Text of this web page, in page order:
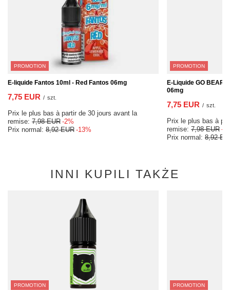
PROMOTION
E-liquide Fantos 10ml - Red Fantos 06mg
7,75 EUR / szt.
Prix le plus bas à partir de 30 jours avant la
remise: 7,98 EUR -2%
Prix normal: 8,92 EUR -13%
PROMOTION
E-Liquide GO
06mg
7,75 EUR / szt.
Prix le plus bas à
remise: 7,98 EUR -
Prix normal: 8,92
INNI KUPILI TAKŻE
PROMOTION PROMOTION